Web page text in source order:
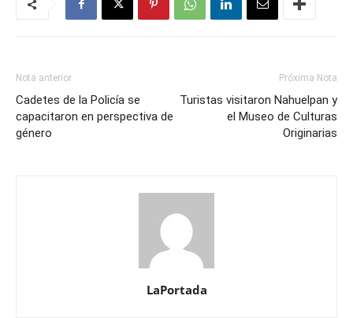
Nota anterior
Cadetes de la Policía se
capacitaron en perspectiva de
género
Próxima Nota
Turistas visitaron Nahuelpan y
el Museo de Culturas
Originarias
LaPortada